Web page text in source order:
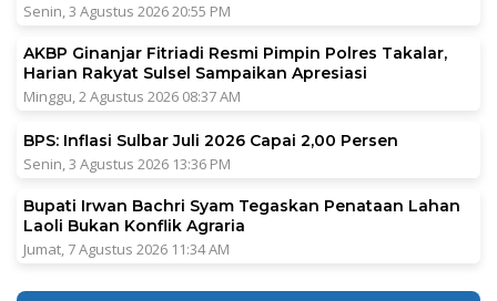
Senin, 3 Agustus 2026 20:55 PM
AKBP Ginanjar Fitriadi Resmi Pimpin Polres Takalar,
Harian Rakyat Sulsel Sampaikan Apresiasi
Minggu, 2 Agustus 2026 08:37 AM
BPS: Inflasi Sulbar Juli 2026 Capai 2,00 Persen
Senin, 3 Agustus 2026 13:36 PM
Bupati Irwan Bachri Syam Tegaskan Penataan Lahan
Laoli Bukan Konflik Agraria
Jumat, 7 Agustus 2026 11:34 AM